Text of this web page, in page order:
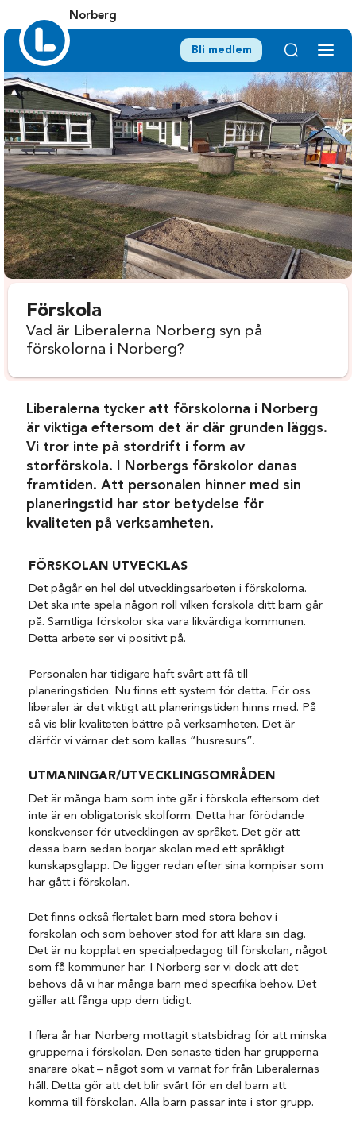
Norberg
Bli medlem
Förskola
Vad är Liberalerna Norberg syn på
förskolorna i Norberg?
Liberalerna tycker att förskolorna i Norberg
är viktiga eftersom det är där grunden läggs.
Vi tror inte på stordrift i form av
storförskola. I Norbergs förskolor danas
framtiden. Att personalen hinner med sin
planeringstid har stor betydelse för
kvaliteten på verksamheten.
FÖRSKOLAN UTVECKLAS
Det pågår en hel del utvecklingsarbeten i förskolorna.
Det ska inte spela någon roll vilken förskola ditt barn går
på. Samtliga förskolor ska vara likvärdiga kommunen.
Detta arbete ser vi positivt på.
Personalen har tidigare haft svårt att få till
planeringstiden. Nu finns ett system för detta. För oss
liberaler är det viktigt att planeringstiden hinns med. På
så vis blir kvaliteten bättre på verksamheten. Det är
därför vi värnar det som kallas ”husresurs”.
UTMANINGAR/UTVECKLINGSOMRÅDEN
Det är många barn som inte går i förskola eftersom det
inte är en obligatorisk skolform. Detta har förödande
konskvenser för utvecklingen av språket. Det gör att
dessa barn sedan börjar skolan med ett språkligt
kunskapsglapp. De ligger redan efter sina kompisar som
har gått i förskolan.
Det finns också flertalet barn med stora behov i
förskolan och som behöver stöd för att klara sin dag.
Det är nu kopplat en specialpedagog till förskolan, något
som få kommuner har. I Norberg ser vi dock att det
behövs då vi har många barn med specifika behov. Det
gäller att fånga upp dem tidigt.
I flera år har Norberg mottagit statsbidrag för att minska
grupperna i förskolan. Den senaste tiden har grupperna
snarare ökat – något som vi varnat för från Liberalernas
håll. Detta gör att det blir svårt för en del barn att
komma till förskolan. Alla barn passar inte i stor grupp.